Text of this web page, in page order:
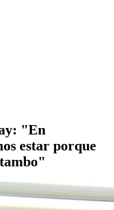
"En
estar porque